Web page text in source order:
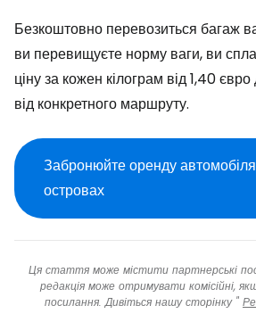
Безкоштовно перевозиться багаж
ви перевищуєте норму ваги, ви
ціну за кожен кілограм від 1,40
від конкретного маршруту.
Забронюйте оренду
островах
Ця стаття може містити партнерські
редакція може отримувати комісійні,
посилання. Дивіться нашу сторінку "